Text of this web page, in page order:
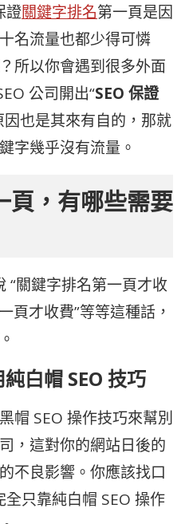
證關鍵字排名第一頁是因
名流量也都少得可憐
所以你會遇到很多外面
公司開出“SEO 保證
因也是其來有自的，那就
字幾乎沒有流量。
頁，有哪些需要
“關鍵字排名第一頁才收
頁才收費”等等這種話，
白帽 SEO 技巧
帽 SEO 操作技巧來幫別
，這對你的網站日後的
不良影響。你應該找口
全只靠純白帽 SEO 操作